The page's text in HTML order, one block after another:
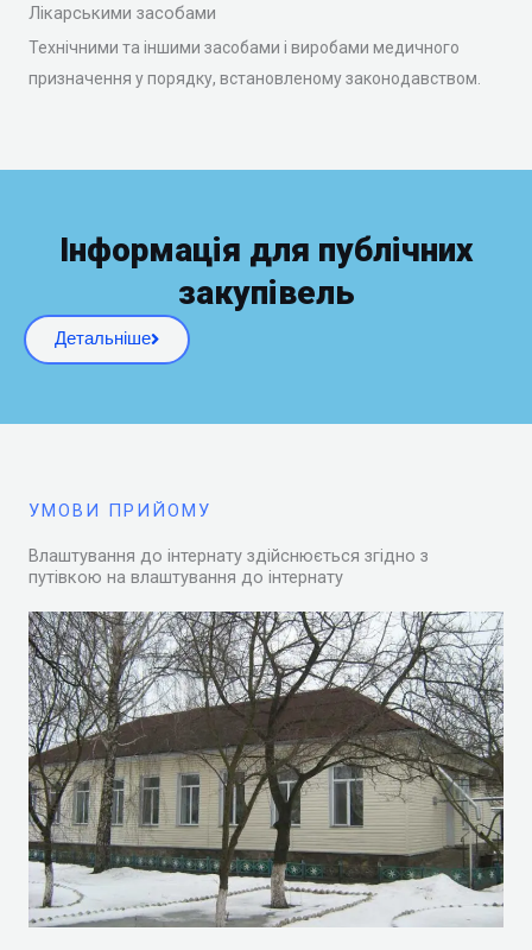
Лікарськими засобами
Технічними та іншими засобами і виробами медичного
призначення у порядку, встановленому законодавством.
Інформація для публічних
закупівель
Детальніше
УМОВИ ПРИЙОМУ
Влаштування до інтернату здійснюється згідно з
путівкою на влаштування до інтернату